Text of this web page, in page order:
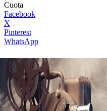
Cuota
Facebook
X
Pinterest
WhatsApp